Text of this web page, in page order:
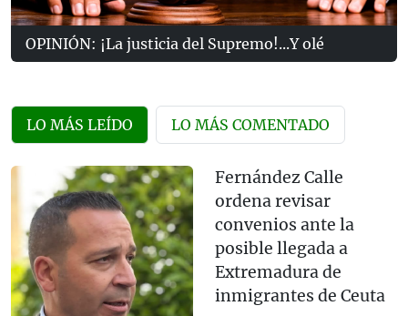
OPINIÓN: ¡La justicia del Supremo!...Y olé
LO MÁS LEÍDO LO MÁS COMENTADO
Fernández Calle
ordena revisar
convenios ante la
posible llegada a
Extremadura de
inmigrantes de Ceuta